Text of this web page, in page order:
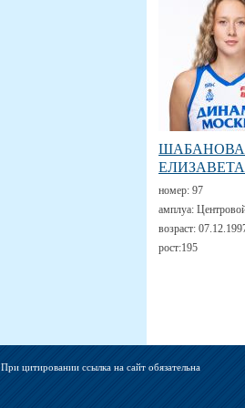
ШАБАНОВА
ЕЛИЗАВЕТА
номер: 97
амплуа:
возраст:
рост:195
При цитировании ссылка на сайт обязательна